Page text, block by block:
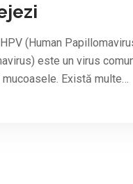
(Human
este un virus
Există multe…